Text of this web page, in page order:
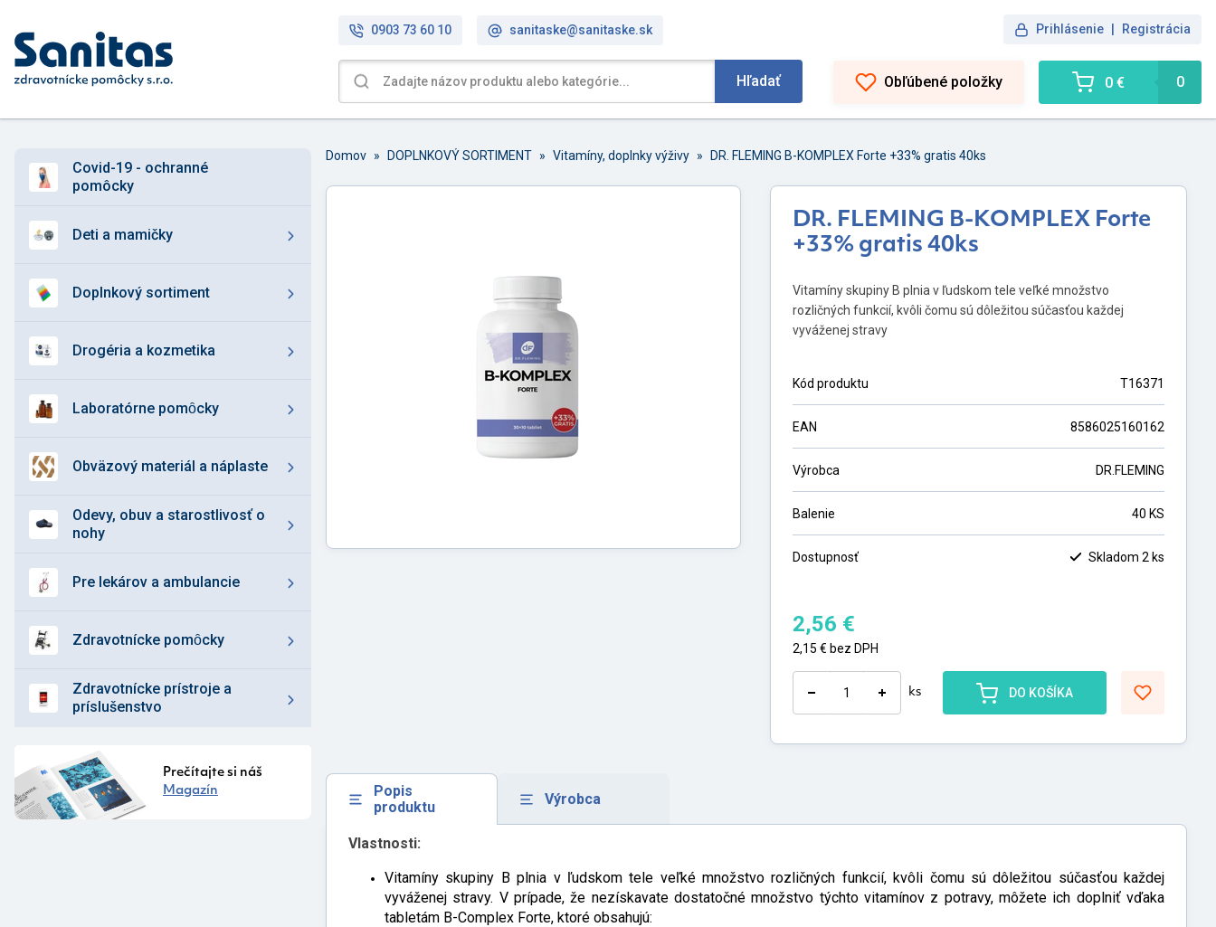
0903 73 60 10 sanitaske@sanitaske.sk
Hľadať
Prihlásenie Registrácia
Obľúbené položky 0 € 0
covid-19 - ochranné
pomôcky
deti a mamičky
doplnkový sortiment
drogéria a kozmetika
laboratórne pomȏcky
obväzový materiál a náplaste
odevy, obuv a starostlivosť o
nohy
pre lekárov a ambulancie
zdravotnícke pomȏcky
zdravotnícke prístroje a
príslušenstvo
Prečítajte si náš
Magazín
Domov » DOPLNKOVÝ SORTIMENT » Vitamíny, doplnky výživy » DR. FLEMING B-KOMPLEX Forte +33% gratis 40ks
DR. FLEMING B-KOMPLEX Forte
+33% gratis 40ks
Vitamíny skupiny B plnia v ľudskom tele veľké množstvo
rozličných funkcií, kvôli čomu sú dôležitou súčasťou každej
vyváženej stravy
Kód produktu T16371
EAN 8586025160162
Výrobca DR.FLEMING
Balenie 40 KS
Dostupnosť Skladom 2 ks
2,56 €
2,15 € bez DPH
ks DO KOŠÍKA
Popis
produktu
Výrobca
Vlastnosti:
Vitamíny skupiny B plnia v ľudskom tele veľké množstvo rozličných funkcií, kvôli čomu sú dôležitou súčasťou každej
vyváženej stravy. V prípade, že nezískavate dostatočné množstvo týchto vitamínov z potravy, môžete ich doplniť vďaka
tabletám B-Complex Forte, ktoré obsahujú: